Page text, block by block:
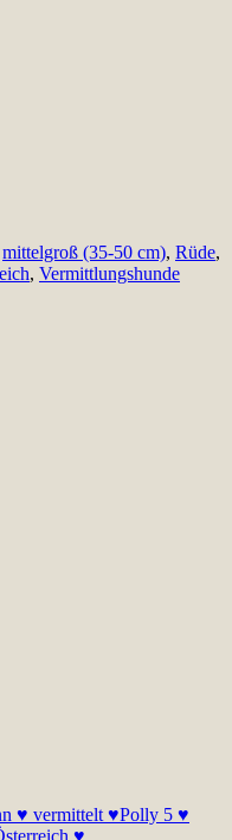
mittelgroß (35-50 cm), Rüde,
, Vermittlungshunde
♥ vermittelt ♥Polly 5 ♥
♥